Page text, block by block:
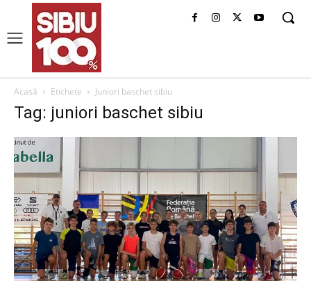
Acasă Etichete Juniori baschet sibiu
Tag: juniori baschet sibiu